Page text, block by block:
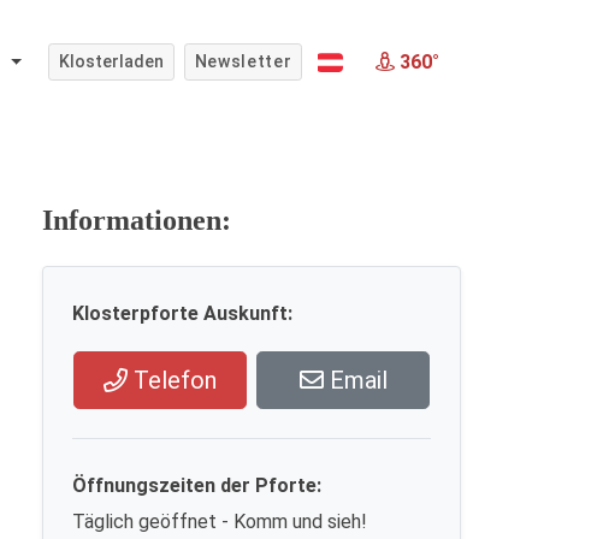
Klosterladen Newsletter 360°
Informationen:
Klosterpforte Auskunft:
Telefon Email
Öffnungszeiten der Pforte:
Täglich geöffnet - Komm und sieh!